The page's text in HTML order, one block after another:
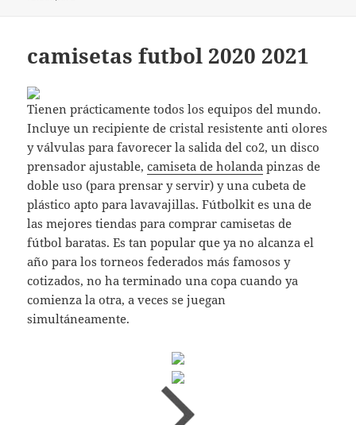
camisetas futbol 2020 2021
Tienen prácticamente todos los equipos del mundo.
Incluye un recipiente de cristal resistente anti olores
y válvulas para favorecer la salida del co2, un disco
prensador ajustable,camiseta de holanda pinzas de
doble uso (para prensar y servir) y una cubeta de
plástico apto para lavavajillas. Fútbolkit es una de
las mejores tiendas para comprar camisetas de
fútbol baratas. Es tan popular que ya no alcanza el
año para los torneos federados más famosos y
cotizados, no ha terminado una copa cuando ya
comienza la otra, a veces se juegan
simultáneamente.